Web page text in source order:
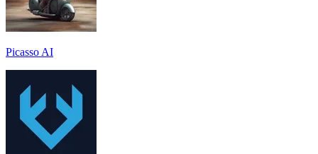
Picasso AI